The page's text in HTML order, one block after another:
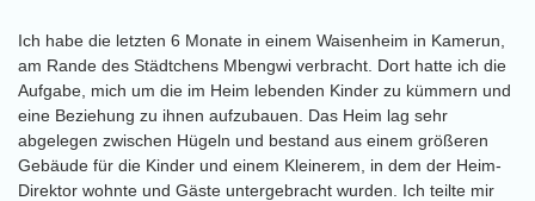
Ich habe die letzten 6 Monate in einem Waisenheim in Kamerun,
am Rande des Städtchens Mbengwi verbracht. Dort hatte ich die
Aufgabe, mich um die im Heim lebenden Kinder zu kümmern und
eine Beziehung zu ihnen aufzubauen. Das Heim lag sehr
abgelegen zwischen Hügeln und bestand aus einem größeren
Gebäude für die Kinder und einem Kleinerem, in dem der Heim-
Direktor wohnte und Gäste untergebracht wurden. Ich teilte mir